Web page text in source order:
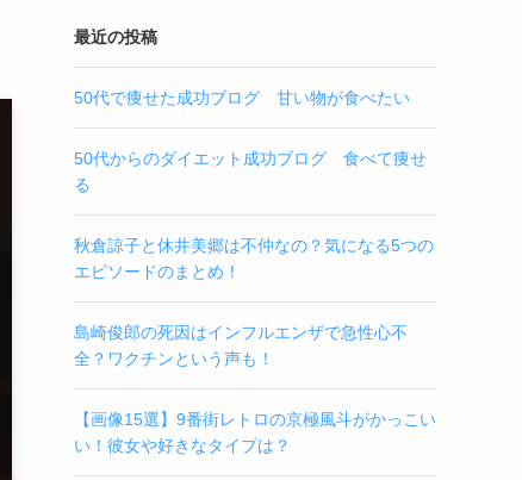
最近の投稿
50代で痩せた成功ブログ 甘い物が食べたい
50代からのダイエット成功ブログ 食べて痩せ
る
秋倉諒子と休井美郷は不仲なの？気になる5つの
エピソードのまとめ！
島崎俊郎の死因はインフルエンザで急性心不
全？ワクチンという声も！
【画像15選】9番街レトロの京極風斗がかっこい
い！彼女や好きなタイプは？